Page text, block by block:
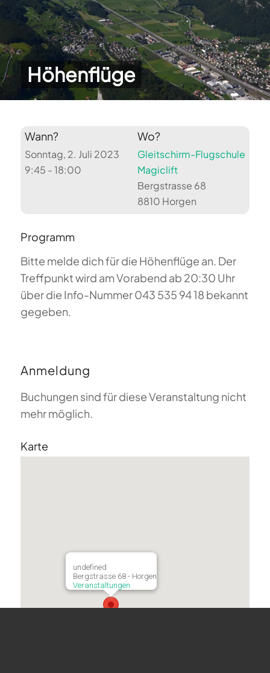
Höhenflüge
Wann?
Sonntag, 2. Juli 2023
9:45 - 18:00
Wo?
Gleitschirm-Flugschule
Magiclift
Bergstrasse 68
8810 Horgen
Programm
Bitte melde dich für die Höhenflüge an. Der
Treffpunkt wird am Vorabend ab 20:30 Uhr
über die Info-Nummer 043 535 94 18 bekannt
gegeben.
Anmeldung
Buchungen sind für diese Veranstaltung nicht
mehr möglich.
Karte
undefined
Bergstrasse 68 - Horgen
Veranstaltungen